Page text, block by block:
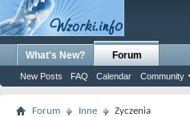
What's New? Forum
New Posts FAQ Calendar Community
Forum Inne Zyczenia